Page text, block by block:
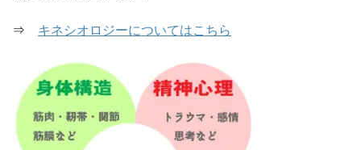
⇒ キネシオロジーについてはこちら